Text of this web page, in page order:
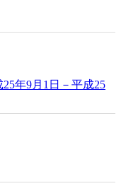
年9月1日－平成25